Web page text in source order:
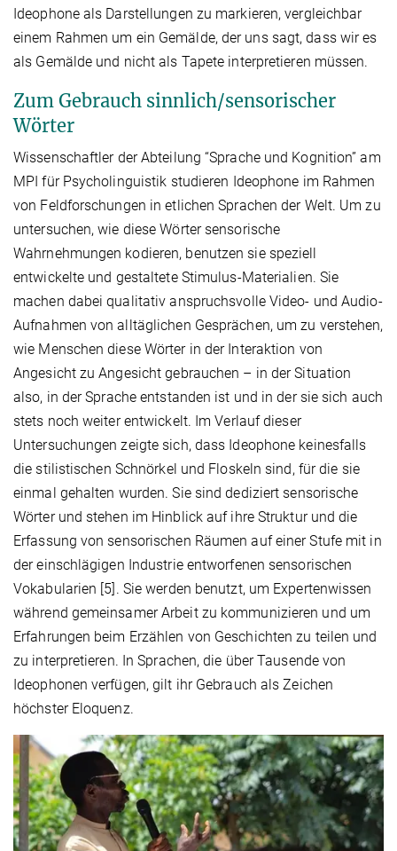
Ideophone als Darstellungen zu markieren, vergleichbar
einem Rahmen um ein Gemälde, der uns sagt, dass wir es
als Gemälde und nicht als Tapete interpretieren müssen.
Zum Gebrauch sinnlich/sensorischer
Wörter
Wissenschaftler der Abteilung “Sprache und Kognition” am
MPI für Psycholinguistik studieren Ideophone im Rahmen
von Feldforschungen in etlichen Sprachen der Welt. Um zu
untersuchen, wie diese Wörter sensorische
Wahrnehmungen kodieren, benutzen sie speziell
entwickelte und gestaltete Stimulus-Materialien. Sie
machen dabei qualitativ anspruchsvolle Video- und Audio-
Aufnahmen von alltäglichen Gesprächen, um zu verstehen,
wie Menschen diese Wörter in der Interaktion von
Angesicht zu Angesicht gebrauchen – in der Situation
also, in der Sprache entstanden ist und in der sie sich auch
stets noch weiter entwickelt. Im Verlauf dieser
Untersuchungen zeigte sich, dass Ideophone keinesfalls
die stilistischen Schnörkel und Floskeln sind, für die sie
einmal gehalten wurden. Sie sind dediziert sensorische
Wörter und stehen im Hinblick auf ihre Struktur und die
Erfassung von sensorischen Räumen auf einer Stufe mit in
der einschlägigen Industrie entworfenen sensorischen
Vokabularien [5]. Sie werden benutzt, um Expertenwissen
während gemeinsamer Arbeit zu kommunizieren und um
Erfahrungen beim Erzählen von Geschichten zu teilen und
zu interpretieren. In Sprachen, die über Tausende von
Ideophonen verfügen, gilt ihr Gebrauch als Zeichen
höchster Eloquenz.